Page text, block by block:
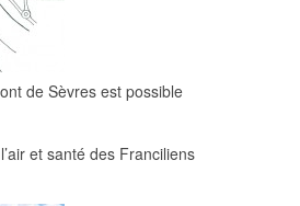
de Sèvres est possible
et santé des Franciliens